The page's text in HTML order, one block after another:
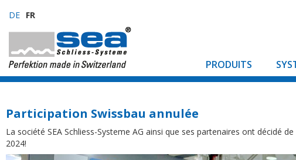
DE FR
PRODUITS
Participation Swissbau annulée
La société SEA Schliess-Systeme AG ainsi que ses partenaires ont décidé
2024!